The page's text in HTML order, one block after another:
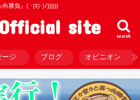
向勝負』( ･(ｴ)･)ﾉ))))))
site search
ージ ブログ オピニオン